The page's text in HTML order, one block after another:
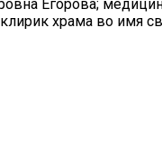
Егорова;
храма во имя